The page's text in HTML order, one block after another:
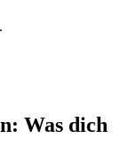
Was dich